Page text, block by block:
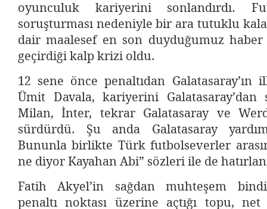
oyunculuk kariyerini sonlandırdı.
soruşturması nedeniyle bir ara tutuklu
dair maalesef en son duyduğumuz haber
geçirdiği kalp krizi oldu.
12 sene önce penaltıdan
Ümit Davala, kariyerini Galatasaray’dan
Milan, İnter, tekrar Galatasaray ve
sürdürdü. Şu anda Galatasaray
Bununla birlikte Türk futbolseverler
ne diyor Kayahan Abi” sözleri ile de
Fatih Akyel’in sağdan muhteşem
penaltı noktası üzerine açtığı topu,